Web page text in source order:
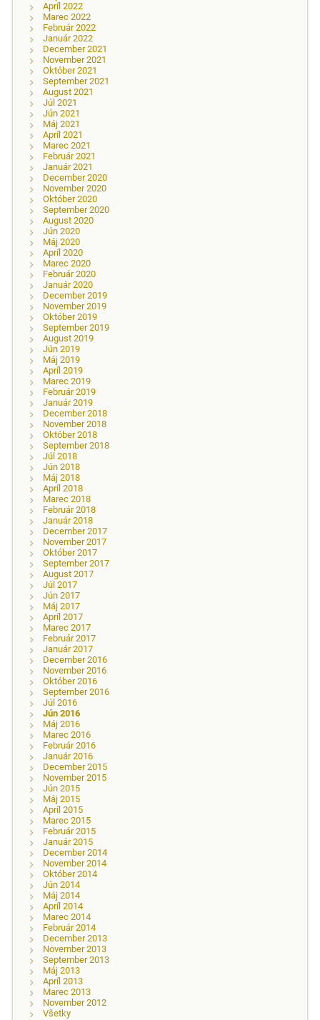
Apríl 2022
Marec 2022
Február 2022
Január 2022
December 2021
November 2021
Október 2021
September 2021
August 2021
Júl 2021
Jún 2021
Máj 2021
Apríl 2021
Marec 2021
Február 2021
Január 2021
December 2020
November 2020
Október 2020
September 2020
August 2020
Jún 2020
Máj 2020
Apríl 2020
Marec 2020
Február 2020
Január 2020
December 2019
November 2019
Október 2019
September 2019
August 2019
Jún 2019
Máj 2019
Apríl 2019
Marec 2019
Február 2019
Január 2019
December 2018
November 2018
Október 2018
September 2018
Júl 2018
Jún 2018
Máj 2018
Apríl 2018
Marec 2018
Február 2018
Január 2018
December 2017
November 2017
Október 2017
September 2017
August 2017
Júl 2017
Jún 2017
Máj 2017
Apríl 2017
Marec 2017
Február 2017
Január 2017
December 2016
November 2016
Október 2016
September 2016
Júl 2016
Jún 2016
Máj 2016
Marec 2016
Február 2016
Január 2016
December 2015
November 2015
Jún 2015
Máj 2015
Apríl 2015
Marec 2015
Február 2015
Január 2015
December 2014
November 2014
Október 2014
Jún 2014
Máj 2014
Apríl 2014
Marec 2014
Február 2014
December 2013
November 2013
September 2013
Máj 2013
Apríl 2013
Marec 2013
November 2012
Všetky